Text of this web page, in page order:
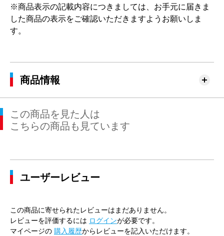
※商品表示の記載内容につきましては、お手元に届きま
した商品の表示をご確認いただきますようお願いしま
す。
商品情報
この商品を見た人は
こちらの商品も見ています
ユーザーレビュー
この商品に寄せられたレビューはまだありません。
レビューを評価するには ログインが必要です。
マイページの 購入履歴からレビューを記入いただけます。